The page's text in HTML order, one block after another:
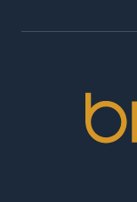
Cinemas